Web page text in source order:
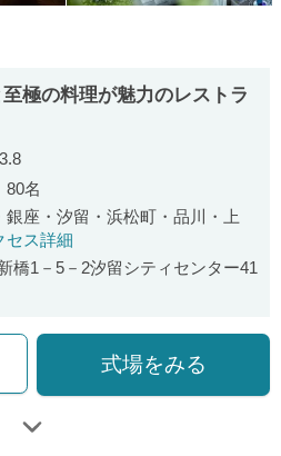
極の料理が魅力のレストラ
口コミ評価
3.8
80名
銀座・汐留・浜松町・品川・上
セス詳細
橋1－5－2汐留シティセンター41
式場をみる